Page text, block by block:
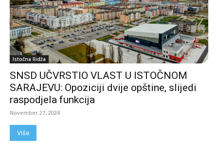
Istočna Ilidža
SNSD UČVRSTIO VLAST U ISTOČNOM
SARAJEVU: Opoziciji dvije opštine, slijedi
raspodjela funkcija
November 27, 2024
Više